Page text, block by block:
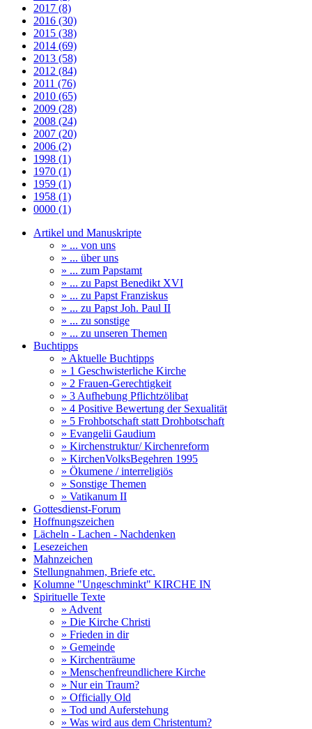
2017 (8)
2016 (30)
2015 (38)
2014 (69)
2013 (58)
2012 (84)
2011 (76)
2010 (65)
2009 (28)
2008 (24)
2007 (20)
2006 (2)
1998 (1)
1970 (1)
1959 (1)
1958 (1)
0000 (1)
Artikel und Manuskripte
» ... von uns
» ... über uns
» ... zum Papstamt
» ... zu Papst Benedikt XVI
» ... zu Papst Franziskus
» ... zu Papst Joh. Paul II
» ... zu sonstige
» ... zu unseren Themen
Buchtipps
» Aktuelle Buchtipps
» 1 Geschwisterliche Kirche
» 2 Frauen-Gerechtigkeit
» 3 Aufhebung Pflichtzölibat
» 4 Positive Bewertung der Sexualität
» 5 Frohbotschaft statt Drohbotschaft
» Evangelii Gaudium
» Kirchenstruktur/ Kirchenreform
» KirchenVolksBegehren 1995
» Ökumene / interreligiös
» Sonstige Themen
» Vatikanum II
Gottesdienst-Forum
Hoffnungszeichen
Lächeln - Lachen - Nachdenken
Lesezeichen
Mahnzeichen
Stellungnahmen, Briefe etc.
Kolumne "Ungeschminkt" KIRCHE IN
Spirituelle Texte
» Advent
» Die Kirche Christi
» Frieden in dir
» Gemeinde
» Kirchenträume
» Menschenfreundlichere Kirche
» Nur ein Traum?
» Officially Old
» Tod und Auferstehung
» Was wird aus dem Christentum?